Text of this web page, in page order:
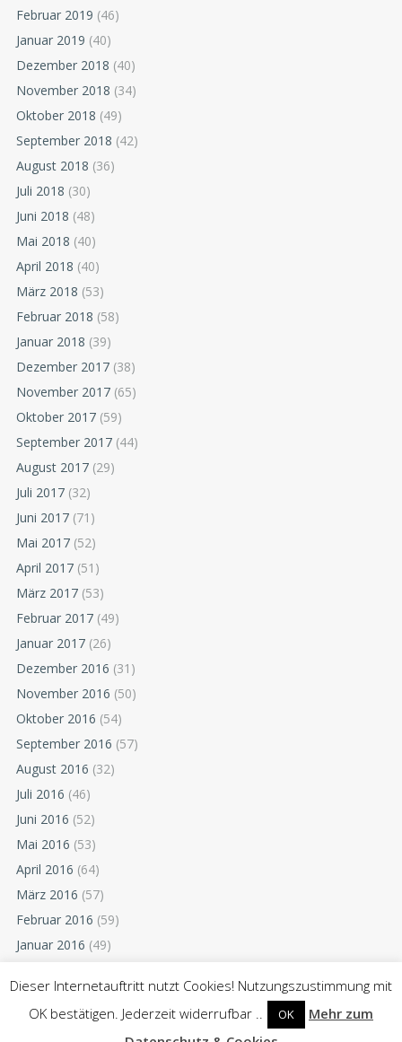
Februar 2019 (46)
Januar 2019 (40)
Dezember 2018 (40)
November 2018 (34)
Oktober 2018 (49)
September 2018 (42)
August 2018 (36)
Juli 2018 (30)
Juni 2018 (48)
Mai 2018 (40)
April 2018 (40)
März 2018 (53)
Februar 2018 (58)
Januar 2018 (39)
Dezember 2017 (38)
November 2017 (65)
Oktober 2017 (59)
September 2017 (44)
August 2017 (29)
Juli 2017 (32)
Juni 2017 (71)
Mai 2017 (52)
April 2017 (51)
März 2017 (53)
Februar 2017 (49)
Januar 2017 (26)
Dezember 2016 (31)
November 2016 (50)
Oktober 2016 (54)
September 2016 (57)
August 2016 (32)
Juli 2016 (46)
Juni 2016 (52)
Mai 2016 (53)
April 2016 (64)
März 2016 (57)
Februar 2016 (59)
Januar 2016 (49)
November 2015(55)
Oktober 2015(54)
Dieser Internetauftritt nutzt Cookies! Nutzungszustimmung mit
OK bestätigen. Jederzeit widerrufbar ..
OK
Mehr zum